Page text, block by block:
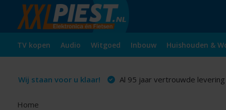
TV kopen Audio Witgoed Inbouw Huishouden &
Wij staan voor u klaar! Al 95 jaar vertrouwde
Home